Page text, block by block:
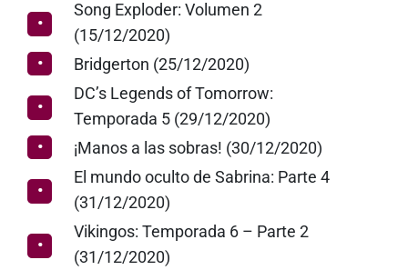
Song Exploder: Volumen 2
(15/12/2020)
Bridgerton (25/12/2020)
DC’s Legends of Tomorrow:
Temporada 5 (29/12/2020)
¡Manos a las sobras! (30/12/2020)
El mundo oculto de Sabrina: Parte 4
(31/12/2020)
Vikingos: Temporada 6 – Parte 2
(31/12/2020)